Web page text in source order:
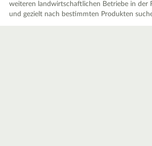
weiteren landwirtschaftlichen Betriebe in der
und gezielt nach bestimmten Produkten